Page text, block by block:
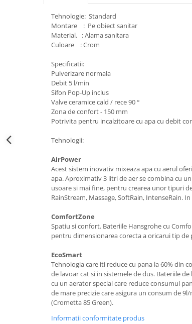
Chiuvete granit
Accestorii baie si bucatarie
Obiecte Sanitare
Baterii bucatarie
Accesorii Instalatii Sanitare
Ferro baterii bucatarie
Gresie
Vopsele si tencuieli
Tencuieli decorative
Vopsele lavabile pentru exterior
Vopsele lavabile pentru interior
Tehnologie: Standard
Montare : Pe obiect sanitar
Material. : Alama sanitara
Culoare : Crom
Specificatii:
Pulverizare normala
Debit 5 l/min
Sifon Pop-Up inclus
Valve ceramice cald / rece 90 °
Zona de confort - 150 mm
Potrivita pentru incalzitoare cu apa cu debit
Tehnologii:
AirPower
Acest sistem inovativ mixeaza apa cu aerul
apa. Aproximativ 3 litri de aer se combina cu
usoare si mai fine, pentru crearea unor tipuri
RainStream, Massage, SoftRain, IntenseRain.
ComfortZone
Spatiu si confort. Bateriile Hansgrohe cu
pentru dimensionarea corecta a oricarui tip de
EcoSmart
Tehnologia care iti reduce cu pana la 60% din
de lavoar cat si in sistemele de dus. Bateriile
cu un aerator special care reduce consumul
de mare precizie care asigura un consum de
(Crometta 85 Green).
Informatii conformitate produs